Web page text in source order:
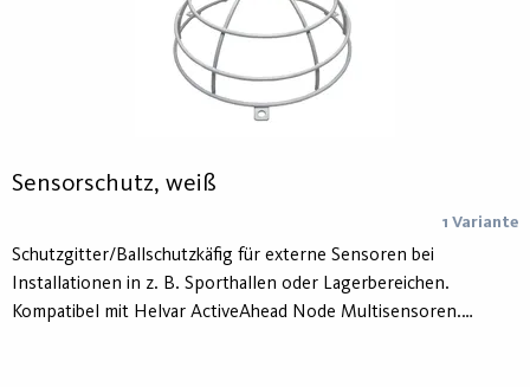
Sensorschutz, weiß
1 Variante
Schutzgitter/Ballschutzkäfig für externe Sensoren bei
Installationen in z. B. Sporthallen oder Lagerbereichen.
Kompatibel mit Helvar ActiveAhead Node Multisensoren.